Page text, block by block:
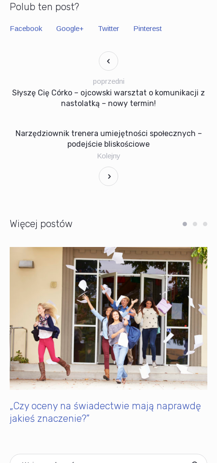
Polub ten post?
Facebook Google+ Twitter Pinterest
Słyszę Cię Córko – ojcowski warsztat o komunikacji z
nastolatką – nowy termin!
poprzedni
Narzędziownik trenera umiejętności społecznych –
podejście bliskościowe
Kolejny
Więcej postów
„Czy oceny na świadectwie mają naprawdę
jakieś znaczenie?”